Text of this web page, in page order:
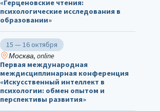
«Герценовские чтения:
психологические исследования в
образовании»
15 — 16 октября
Москва, online
Первая международная
междисциплинарная конференция
«Искусственный интеллект в
психологии: обмен опытом и
перспективы развития»